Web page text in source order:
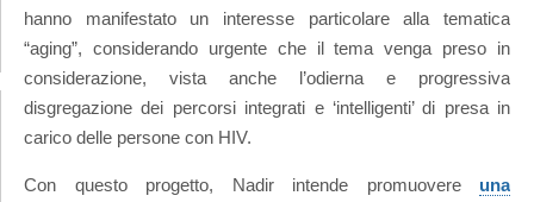
hanno manifestato un interesse particolare alla tematica
“aging”, considerando urgente che il tema venga preso in
considerazione, vista anche l’odierna e progressiva
disgregazione dei percorsi integrati e ‘intelligenti’ di presa in
carico delle persone con HIV.
Con questo progetto, Nadir intende promuovere una